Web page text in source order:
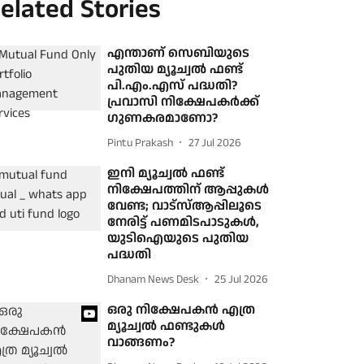
Stories
എന്താണ് സെബിയുടെ
പുതിയ മ്യൂച്വൽ ഫണ്ട്
പി.എം.എസ് പദ്ധതി?
പ്രവാസി നിക്ഷേപകർക്ക്
ഗുണകരമാണോ?
Pintu Prakash 27 Jul 2026
ഇനി മ്യൂച്വൽ ഫണ്ട്
നിക്ഷേപത്തിന് ആപ്പുകൾ
വേണ്ട; വാട്‌സ്ആപ്പിലൂടെ
നേരിട്ട് പണമിടപാടുകള്‍,
യുടിഐയുടെ പുതിയ
പദ്ധതി
Dhanam News Desk 25 Jul 2026
ഒരു നിക്ഷേപകൻ എത്ര
മ്യൂച്വൽ ഫണ്ടുകൾ
വാങ്ങണം?